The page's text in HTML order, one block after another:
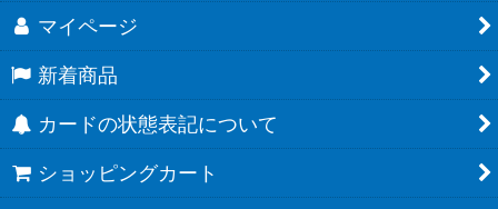
マイページ
新着商品
カードの状態表記について
ショッピングカート